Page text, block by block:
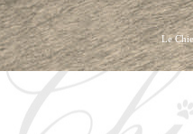
Le
HUND KLÄDER,